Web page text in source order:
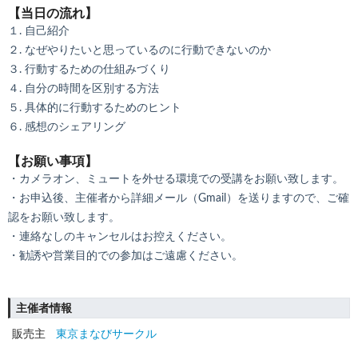
【当日の流れ】
１. 自己紹介
２. なぜやりたいと思っているのに行動できないのか
３. 行動するための仕組みづくり
４. 自分の時間を区別する方法
５. 具体的に行動するためのヒント
６. 感想のシェアリング
【お願い事項】
・カメラオン、ミュートを外せる環境での受講をお願い致します。
・お申込後、主催者から詳細メール（Gmail）を送りますので、ご確
認をお願い致します。
・連絡なしのキャンセルはお控えください。
・勧誘や営業目的での参加はご遠慮ください。
主催者情報
販売主
東京まなびサークル